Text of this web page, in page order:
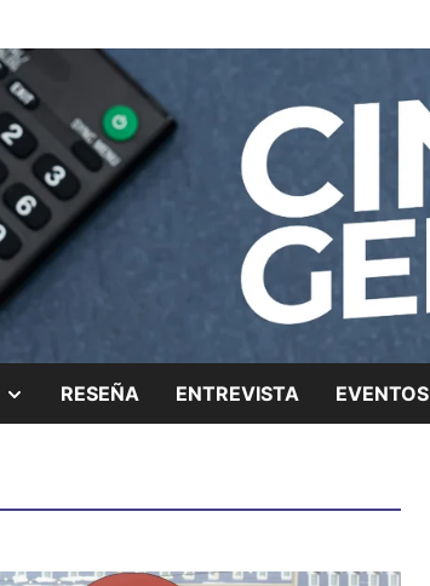
SHOW
MENU
RESEÑA ENTREVISTA EVENTOS